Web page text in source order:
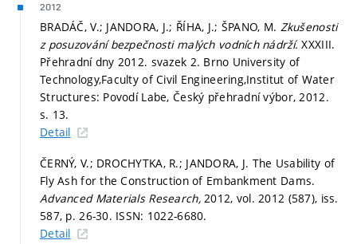
2012
BRADÁČ, V.; JANDORA, J.; ŘÍHA, J.; ŠPANO, M. Zkušenosti
z posuzování bezpečnosti malých vodních nádrží.XXXIII.
Přehradní dny 2012. svazek 2. Brno University of
Technology,Faculty of Civil Engineering,Institut of Water
Structures: Povodí Labe, Český přehradní výbor, 2012.
s. 13.
Detail
ČERNÝ, V.; DROCHYTKA, R.; JANDORA, J. The Usability of
Fly Ash for the Construction of Embankment Dams.
Advanced Materials Research,2012, vol. 2012 (587), iss.
587, p. 26-30. ISSN: 1022-6680.
Detail